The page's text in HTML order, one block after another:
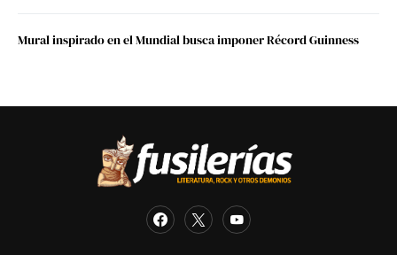
Mural inspirado en el Mundial busca imponer Récord Guinness